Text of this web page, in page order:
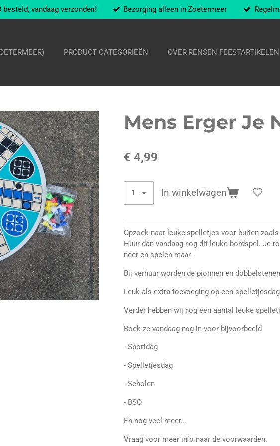
besteld, vandaag verzonden! Bezorging alleen in Zoetermeer
PRODUCT CATEGORIEËN OVER RENSEN FEESTARTIKELEN
Mens Erger Je
€ 4,99
In winkelwagen
Opzoek naar leuke spelletjes voor buiten
Huur dan vandaag nog dit leuke bordspel. Je
neer en spelen maar.
Bij verhuur worden de pionnen en
Leuk als extra toevoeging op een
Verder hebben wij nog een aantal leuke
Boek ze vandaag nog in voor bijvoorbeeld
- Sportdag
- Spelletjesdag
- Scholen
- BSO
En nog veel meer...
Vraag voor meer info naar de voorwaarden.